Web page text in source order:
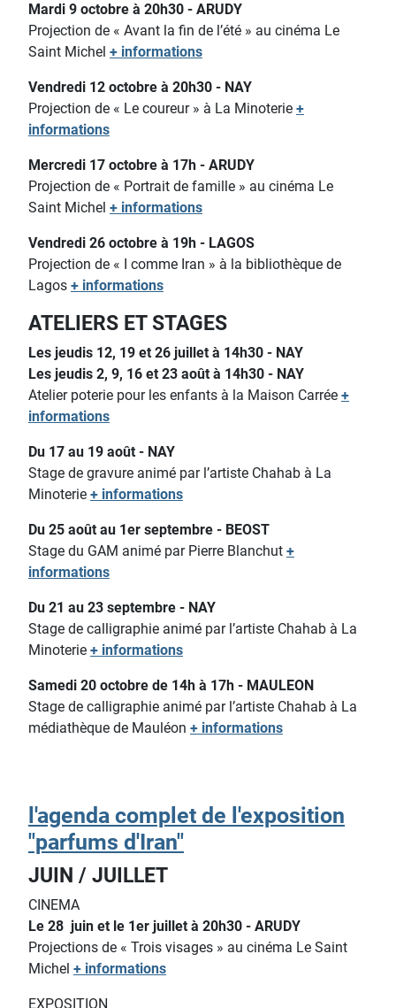
Mardi 9 octobre à 20h30 - ARUDY
Projection de « Avant la fin de l’été » au cinéma Le
Saint Michel + informations
Vendredi 12 octobre à 20h30 - NAY
Projection de « Le coureur » à La Minoterie +
informations
Mercredi 17 octobre à 17h - ARUDY
Projection de « Portrait de famille » au cinéma Le
Saint Michel + informations
Vendredi 26 octobre à 19h - LAGOS
Projection de « I comme Iran » à la bibliothèque de
Lagos + informations
ATELIERS ET STAGES
Les jeudis 12, 19 et 26 juillet à 14h30 - NAY
Les jeudis 2, 9, 16 et 23 août à 14h30 - NAY
Atelier poterie pour les enfants à la Maison Carrée +
informations
Du 17 au 19 août - NAY
Stage de gravure animé par l’artiste Chahab à La
Minoterie + informations
Du 25 août au 1er septembre - BEOST
Stage du GAM animé par Pierre Blanchut +
informations
Du 21 au 23 septembre - NAY
Stage de calligraphie animé par l’artiste Chahab à La
Minoterie + informations
Samedi 20 octobre de 14h à 17h - MAULEON
Stage de calligraphie animé par l’artiste Chahab à La
médiathèque de Mauléon + informations
l'agenda complet de l'exposition
"parfums d'Iran"
JUIN / JUILLET
CINEMA
Le 28 juin et le 1er juillet à 20h30 - ARUDY
Projections de « Trois visages » au cinéma Le Saint
Michel + informations
EXPOSITION